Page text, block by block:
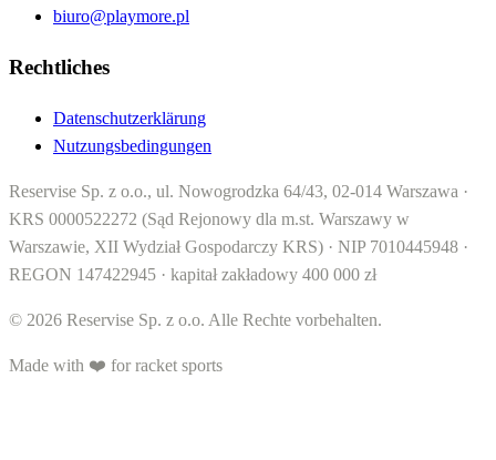
biuro@playmore.pl
Rechtliches
Datenschutzerklärung
Nutzungsbedingungen
Reservise Sp. z o.o., ul. Nowogrodzka 64/43, 02-014 Warszawa ·
KRS 0000522272 (Sąd Rejonowy dla m.st. Warszawy w
Warszawie, XII Wydział Gospodarczy KRS) · NIP 7010445948 ·
REGON 147422945 · kapitał zakładowy 400 000 zł
© 2026 Reservise Sp. z o.o. Alle Rechte vorbehalten.
Made with ❤️ for racket sports